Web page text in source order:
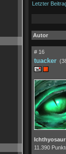
Letzter
Autor
# 16
tuacker
Ichthyosaur
11.390